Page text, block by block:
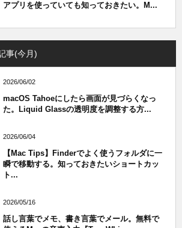
アプリを使っていても知っておきたい。M...
事(今月)
2026/06/02
macOS Tahoeにしたら画面が見づらくなっ
た。Liquid Glassの透明度を調整する方...
2026/06/04
【Mac Tips】Finderでよく使うフォルダに一
瞬で移動する。知っておきたいショートカッ
ト...
2026/05/16
話し言葉でメモ、書き言葉でメール。無料で